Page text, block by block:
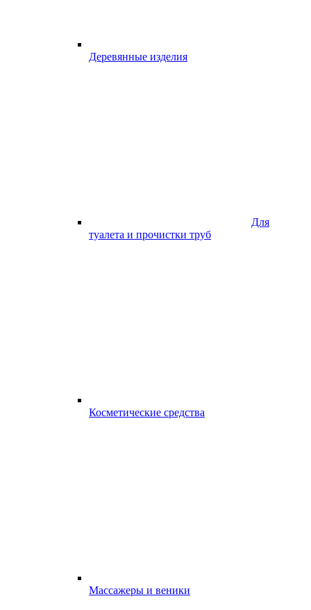
Деревянные изделия
Для
туалета и прочистки труб
Косметические средства
Массажеры и веники